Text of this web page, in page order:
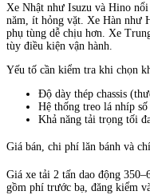
Xe Nhật như Isuzu và Hino
năm, ít hỏng vặt. Xe Hàn như
phụ tùng dễ chịu hơn. Xe
tùy điều kiện vận hành.
Yếu tố cần kiểm tra khi chọn
Độ dày thép chassis
Hệ thống treo lá nhíp
Khả năng tải trọng tối
Giá bán, chi phí lăn bánh và
Giá xe tải 2 tấn dao động
gồm phí trước bạ, đăng kiểm